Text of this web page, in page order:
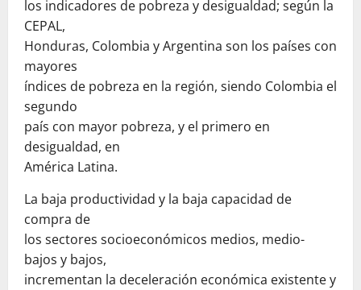
los indicadores de pobreza y desigualdad; según la
CEPAL,
Honduras, Colombia y Argentina son los países con
mayores
índices de pobreza en la región, siendo Colombia el
segundo
país con mayor pobreza, y el primero en
desigualdad, en
América Latina.
La baja productividad y la baja capacidad de
compra de
los sectores socioeconómicos medios, medio-
bajos y bajos,
incrementan la deceleración económica existente y